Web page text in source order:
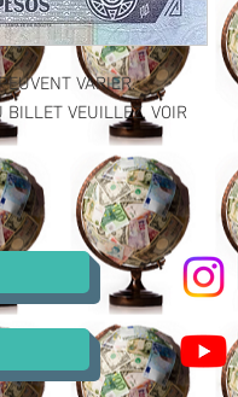
VARIER.
BILLET VEUILLEZ, VOIR